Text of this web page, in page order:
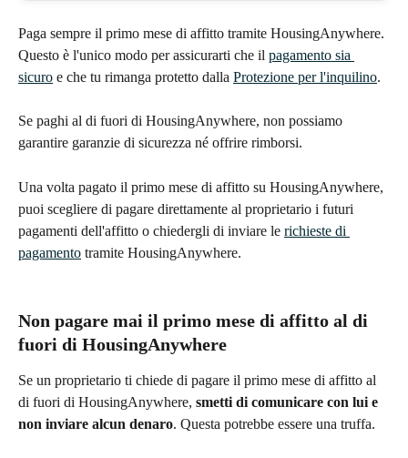
Paga sempre il primo mese di affitto tramite HousingAnywhere.
Questo è l'unico modo per assicurarti che il pagamento sia
sicuro e che tu rimanga protetto dalla Protezione per l'inquilino.
Se paghi al di fuori di HousingAnywhere, non possiamo
garantire garanzie di sicurezza né offrire rimborsi.
Una volta pagato il primo mese di affitto su HousingAnywhere,
puoi scegliere di pagare direttamente al proprietario i futuri
pagamenti dell'affitto o chiedergli di inviare le richieste di
pagamento tramite HousingAnywhere.
Non pagare mai il primo mese di affitto al di
fuori di HousingAnywhere
Se un proprietario ti chiede di pagare il primo mese di affitto al
di fuori di HousingAnywhere, smetti di comunicare con lui e
non inviare alcun denaro. Questa potrebbe essere una truffa.